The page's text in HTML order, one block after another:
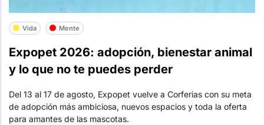
Vida Mente
Expopet 2026: adopción, bienestar animal
y lo que no te puedes perder
Del 13 al 17 de agosto, Expopet vuelve a Corferias con su meta
de adopción más ambiciosa, nuevos espacios y toda la oferta
para amantes de las mascotas.